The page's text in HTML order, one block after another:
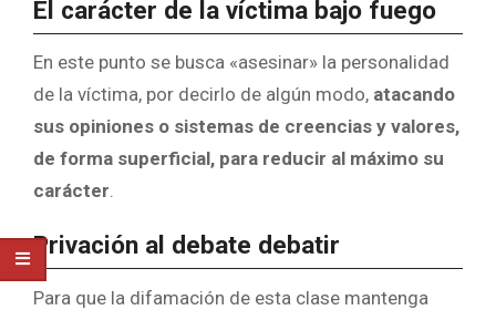
El carácter de la víctima bajo fuego
En este punto se busca «asesinar» la personalidad
de la víctima, por decirlo de algún modo, atacando
sus opiniones o sistemas de creencias y valores,
de forma superficial, para reducir al máximo su
carácter.
Privación al debate debatir
Para que la difamación de esta clase mantenga